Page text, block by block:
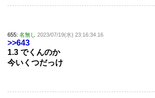
655: 名無し 2023/07/19(水) 23:16:34.16
>>643
1.3 でくんのか
今いくつだっけ